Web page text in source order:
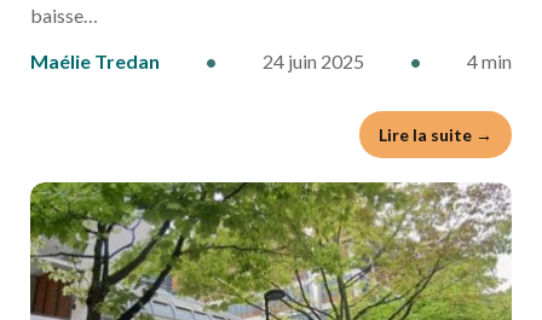
baisse…
Maélie Tredan
• 24 juin 2025 • 4 min
Lire la suite →